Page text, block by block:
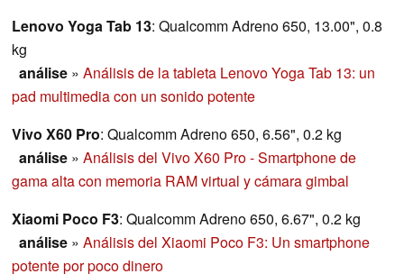
Lenovo Yoga Tab 13: Qualcomm Adreno 650, 13.00", 0.8
kg
análise » Análisis de la tableta Lenovo Yoga Tab 13: un
pad multimedia con un sonido potente
Vivo X60 Pro: Qualcomm Adreno 650, 6.56", 0.2 kg
análise » Análisis del Vivo X60 Pro - Smartphone de
gama alta con memoria RAM virtual y cámara gimbal
Xiaomi Poco F3: Qualcomm Adreno 650, 6.67", 0.2 kg
análise » Análisis del Xiaomi Poco F3: Un smartphone
potente por poco dinero